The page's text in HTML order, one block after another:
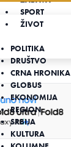
SPORT
ŽIVOT
POLITIKA
DRUŠTVO
CRNA HRONIKA
GLOBUS
EKONOMIJA
REGION
SRBIJA
KULTURA